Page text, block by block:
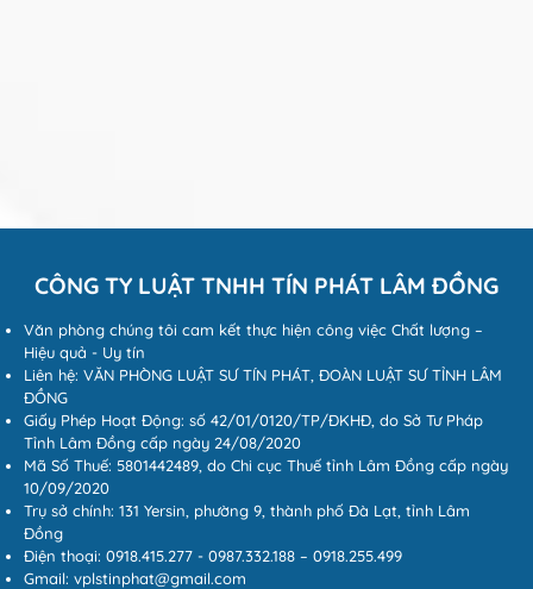
CÔNG TY LUẬT TNHH TÍN PHÁT LÂM ĐỒNG
Văn phòng chúng tôi cam kết thực hiện công việc Chất lượng –
Hiệu quả - Uy tín
Liên hệ: VĂN PHÒNG LUẬT SƯ TÍN PHÁT, ĐOÀN LUẬT SƯ TỈNH LÂM
ĐỒNG
Giấy Phép Hoạt Động: số 42/01/0120/TP/ĐKHĐ, do Sở Tư Pháp
Tỉnh Lâm Đồng cấp ngày 24/08/2020
Mã Số Thuế: 5801442489, do Chi cục Thuế tỉnh Lâm Đồng cấp ngày
10/09/2020
Trụ sở chính: 131 Yersin, phường 9, thành phố Đà Lạt, tỉnh Lâm
Đồng
Điện thoại: 0918.415.277 - 0987.332.188 – 0918.255.499
Gmail: vplstinphat@gmail.com